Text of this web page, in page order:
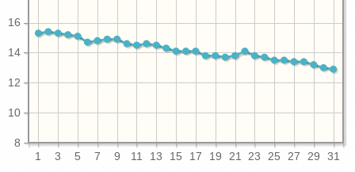
1 3 5 7 9 11 13 15 17 19 21 23 25 27 29 31
8
10
12
14
16